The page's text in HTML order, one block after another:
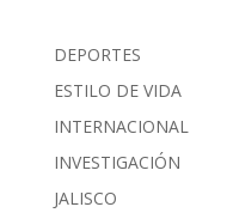
DEPORTES
ESTILO DE VIDA
INTERNACIONAL
INVESTIGACIÓN
JALISCO